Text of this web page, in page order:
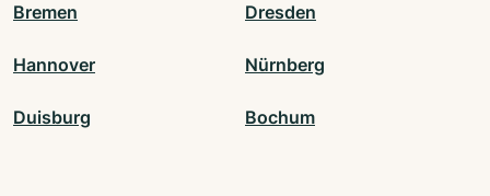
Bremen Dresden
Hannover Nürnberg
Duisburg Bochum